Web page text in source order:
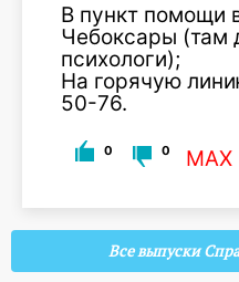
В пункт помощи
Чебоксары (там
психологи);
На горячую
50-76.
0 0 MAX
Все выпуски